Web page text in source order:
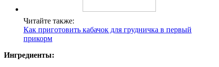
Читайте также:
Как приготовить кабачок для грудничка в первый
прикорм
Ингредиенты: